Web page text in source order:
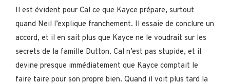
Il est évident pour Cal ce que Kayce prépare, surtout
quand Neil l’explique franchement. Il essaie de conclure un
accord, et il en sait plus que Kayce ne le voudrait sur les
secrets de la famille Dutton. Cal n’est pas stupide, et il
devine presque immédiatement que Kayce comptait le
faire taire pour son propre bien. Quand il voit plus tard la